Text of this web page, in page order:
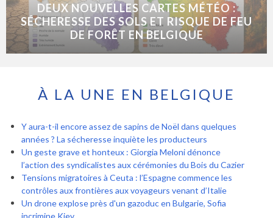
DEUX NOUVELLES CARTES MÉTÉO :
SÉCHERESSE DES SOLS ET RISQUE DE FEU
DE FORÊT EN BELGIQUE
À LA UNE EN BELGIQUE
Y aura-t-il encore assez de sapins de Noël dans quelques
années ? La sécheresse inquiète les producteurs
Un geste grave et honteux : Giorgia Meloni dénonce
l’action des syndicalistes aux cérémonies du Bois du Cazier
Tensions migratoires à Ceuta : l’Espagne commence les
contrôles aux frontières aux voyageurs venant d’Italie
Un drone explose près d'un gazoduc en Bulgarie, Sofia